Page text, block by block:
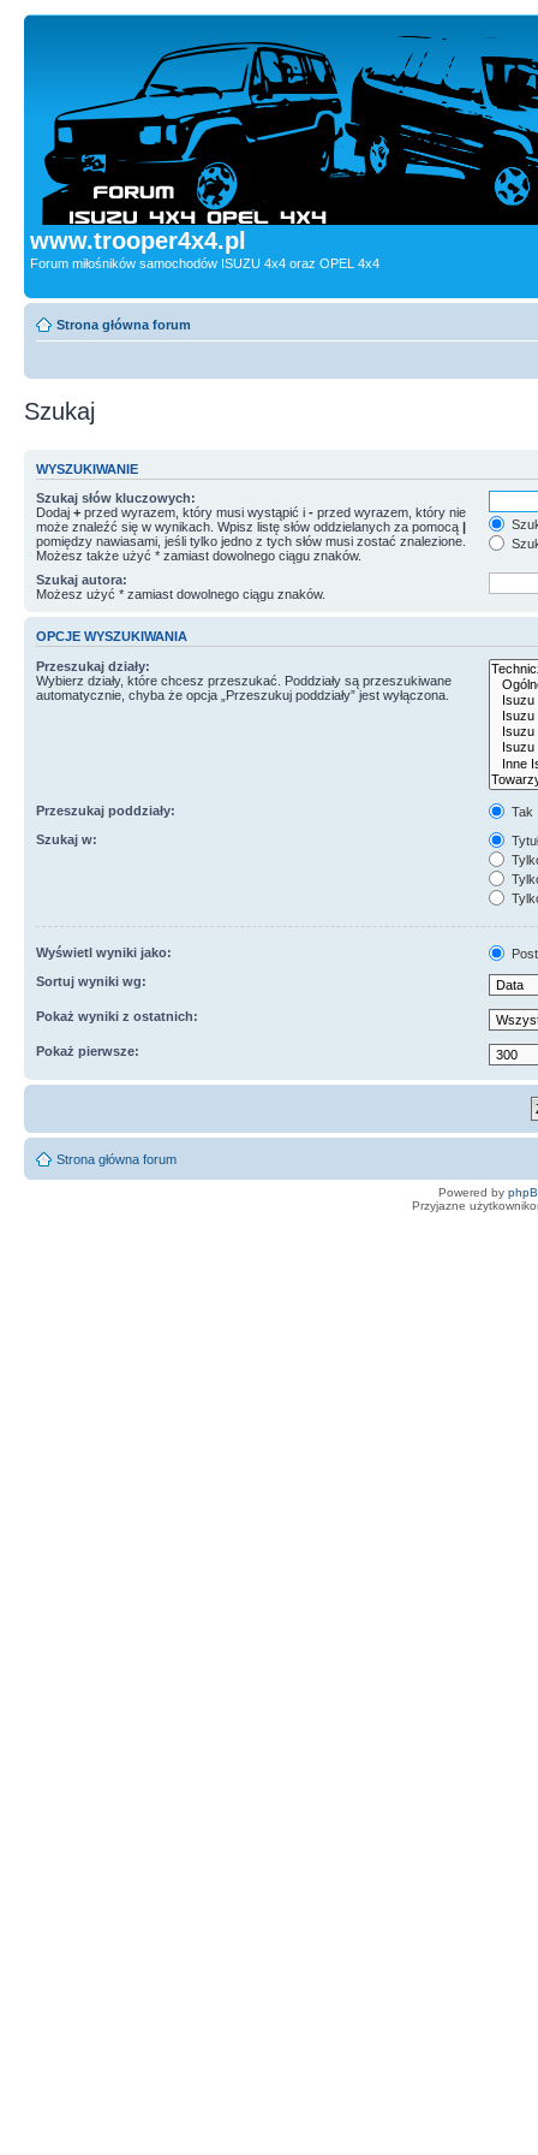
www.trooper4x4.pl
Forum miłośników samochodów ISUZU 4x4 oraz OPEL 4x4
Strona główna forum
Szukaj
WYSZUKIWANIE
Szukaj słów kluczowych:
Dodaj + przed wyrazem, który musi wystąpić i - przed wyrazem, który nie
może znaleźć się w wynikach. Wpisz listę słów oddzielanych za pomocą |
pomiędzy nawiasami, jeśli tylko jedno z tych słów musi zostać znalezione.
Możesz także użyć * zamiast dowolnego ciągu znaków.
Szukaj autora:
Możesz użyć * zamiast dowolnego ciągu znaków.
OPCJE WYSZUKIWANIA
Przeszukaj działy:
Wybierz działy, które chcesz przeszukać. Poddziały są przeszukiwane
automatycznie, chyba że opcja „Przeszukuj poddziały” jest wyłączona.
Przeszukaj poddziały:
Tak
Szukaj w:
Wyświetl wyniki jako:
Sortuj wyniki wg:
Pokaż wyniki z ostatnich:
Pokaż pierwsze:
Strona główna forum
Powered by
Przyjazne